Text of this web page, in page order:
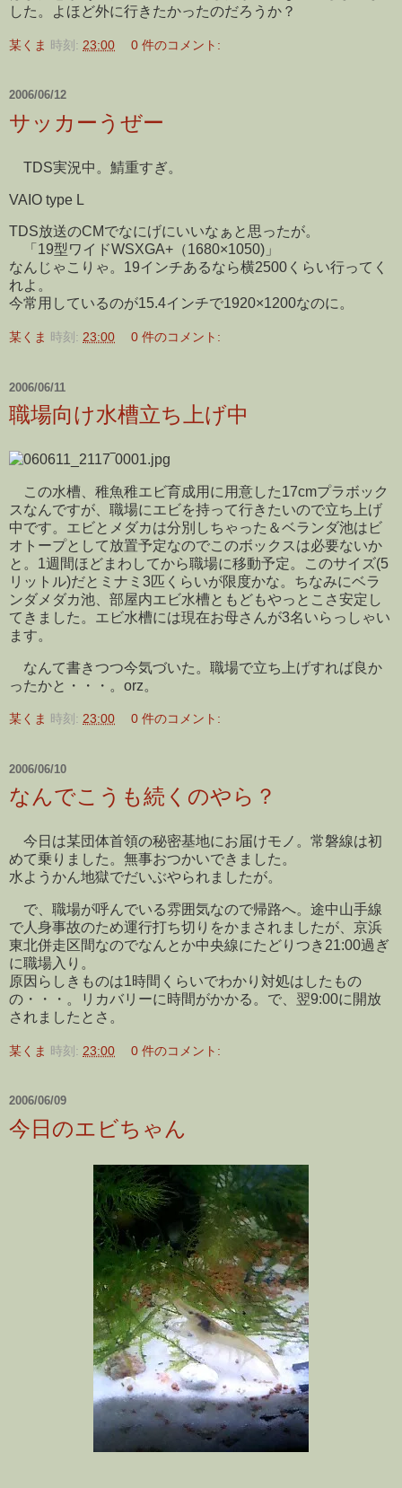
した。よほど外に行きたかったのだろうか？
某くま 時刻: 23:00 0 件のコメント:
2006/06/12
サッカーうぜー
TDS実況中。鯖重すぎ。
VAIO type L
TDS放送のCMでなにげにいいなぁと思ったが。
「19型ワイドWSXGA+（1680×1050)」
なんじゃこりゃ。19インチあるなら横2500くらい行ってく
れよ。
今常用しているのが15.4インチで1920×1200なのに。
某くま 時刻: 23:00 0 件のコメント:
2006/06/11
職場向け水槽立ち上げ中
この水槽、稚魚稚エビ育成用に用意した17cmプラボック
スなんですが、職場にエビを持って行きたいので立ち上げ
中です。エビとメダカは分別しちゃった＆ベランダ池はビ
オトープとして放置予定なのでこのボックスは必要ないか
と。1週間ほどまわしてから職場に移動予定。このサイズ(5
リットル)だとミナミ3匹くらいが限度かな。ちなみにベラ
ンダメダカ池、部屋内エビ水槽ともどもやっとこさ安定し
てきました。エビ水槽には現在お母さんが3名いらっしゃい
ます。
なんて書きつつ今気づいた。職場で立ち上げすれば良か
ったかと・・・。orz。
某くま 時刻: 23:00 0 件のコメント:
2006/06/10
なんでこうも続くのやら？
今日は某団体首領の秘密基地にお届けモノ。常磐線は初
めて乗りました。無事おつかいできました。
水ようかん地獄でだいぶやられましたが。
で、職場が呼んでいる雰囲気なので帰路へ。途中山手線
で人身事故のため運行打ち切りをかまされましたが、京浜
東北併走区間なのでなんとか中央線にたどりつき21:00過ぎ
に職場入り。
原因らしきものは1時間くらいでわかり対処はしたもの
の・・・。リカバリーに時間がかかる。で、翌9:00に開放
されましたとさ。
某くま 時刻: 23:00 0 件のコメント:
2006/06/09
今日のエビちゃん